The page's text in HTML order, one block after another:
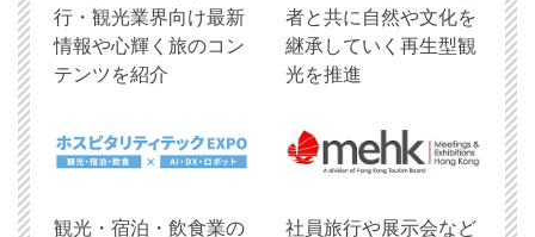
行・観光業界向け最新
情報や心輝く旅のコン
テンツを紹介
者と共に自然や文化を
継承していく再生型観
光を推進
観光・宿泊・飲食業の
社員旅行や展示会など